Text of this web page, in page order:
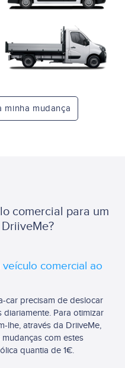
minha mudança
comercial para um
comercial ao
car precisam de deslocar
diariamente. Para otimizar
lhe, através da DriiveMe,
com estes
quantia de 1€.